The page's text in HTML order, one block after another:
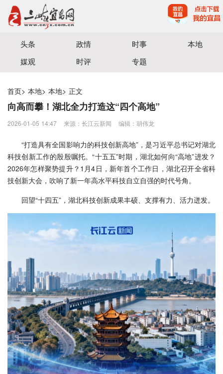
宜昌三峡融媒体中心主办
头条 政情 时事
本地
媒观
时评 专题
首页> 本地> 本地> 正文
向高而攀！湖北全力打造这“四个高地”
2026-01-05 14:47 来源：​长江云新闻 编辑：胡伟龙
“打造具有全国影响力的科技创新高地”，是习近平总书记对湖北
科技创新工作的殷殷嘱托。“十五五”时期，湖北如何向“高地”进发？
2026年怎样聚势提升？1月4日，新年首个工作日，湖北召开全省科
技创新大会，吹响了新一年高水平科技自立自强的时代号角。
回望“十四五”，湖北科技创新成果丰硕、支撑有力、活力迸发。